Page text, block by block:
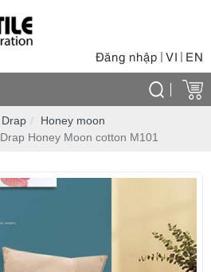
Đăng nhập | VI | EN
Drap
Honey moon
Drap Honey Moon cotton M101